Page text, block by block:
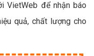
VietWeb để nhận báo
quả, chất lượng cho